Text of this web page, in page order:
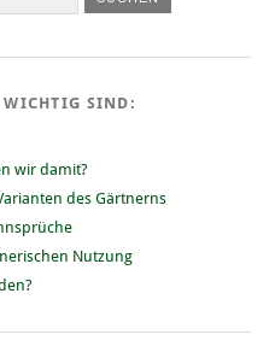
WICHTIG SIND:
wir damit?
des Gärtnerns
Nutzung